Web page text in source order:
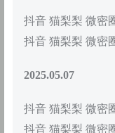
抖音 猫梨梨 微密
抖音 猫梨梨 微密
2025.05.07
抖音 猫梨梨 微密
抖音 猫梨梨 微密